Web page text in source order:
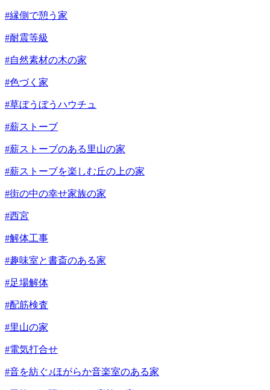
#縁側で憩う家
#耐震等級
#自然素材の木の家
#色づく家
#草ぼうぼうハウチュ
#薪ストーブ
#薪ストーブのある里山の家
#薪ストーブを楽しむ丘の上の家
#街の中の幸せ家族の家
#西宮
#解体工事
#趣味室と書斎のある家
#足場解体
#配筋検査
#里山の家
#電気打合せ
#音を紡ぐ♪ほがらか音楽室のある家